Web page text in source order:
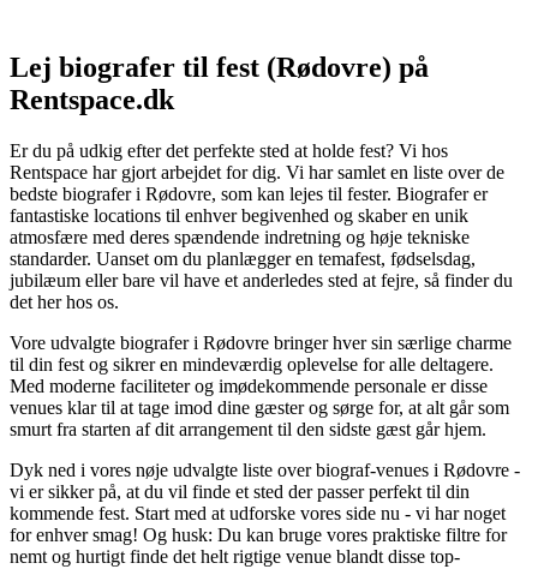
Lej biografer til fest (Rødovre) på
Rentspace.dk
Er du på udkig efter det perfekte sted at holde fest? Vi hos
Rentspace har gjort arbejdet for dig. Vi har samlet en liste over de
bedste biografer i Rødovre, som kan lejes til fester. Biografer er
fantastiske locations til enhver begivenhed og skaber en unik
atmosfære med deres spændende indretning og høje tekniske
standarder. Uanset om du planlægger en temafest, fødselsdag,
jubilæum eller bare vil have et anderledes sted at fejre, så finder du
det her hos os.
Vore udvalgte biografer i Rødovre bringer hver sin særlige charme
til din fest og sikrer en mindeværdig oplevelse for alle deltagere.
Med moderne faciliteter og imødekommende personale er disse
venues klar til at tage imod dine gæster og sørge for, at alt går som
smurt fra starten af dit arrangement til den sidste gæst går hjem.
Dyk ned i vores nøje udvalgte liste over biograf-venues i Rødovre -
vi er sikker på, at du vil finde et sted der passer perfekt til din
kommende fest. Start med at udforske vores side nu - vi har noget
for enhver smag! Og husk: Du kan bruge vores praktiske filtre for
nemt og hurtigt finde det helt rigtige venue blandt disse top-